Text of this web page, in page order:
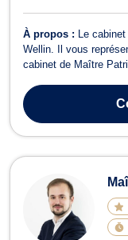
À propos :
Le
Wellin. Il vous
cabinet de Maître
séparation, de
compétent dans...